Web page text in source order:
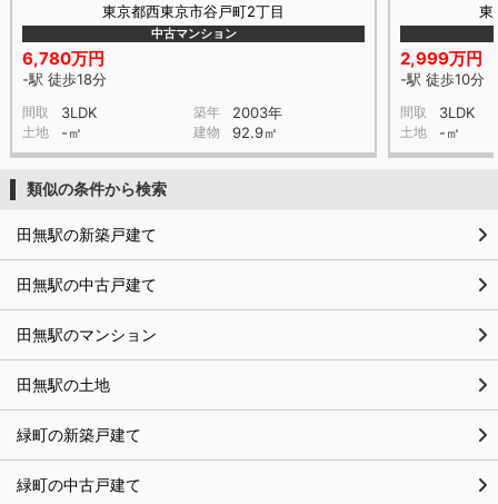
東京都西東京市谷戸町2丁目
中古マンション
6,780万円
-駅 徒歩18分
間取 3LDK 築年 2003年
土地 -㎡ 建物 92.9㎡
東
2,999万円
-駅 徒歩10分
間取 3LDK
土地 -㎡
類似の条件から検索
田無駅の新築戸建て
田無駅の中古戸建て
田無駅のマンション
田無駅の土地
緑町の新築戸建て
緑町の中古戸建て